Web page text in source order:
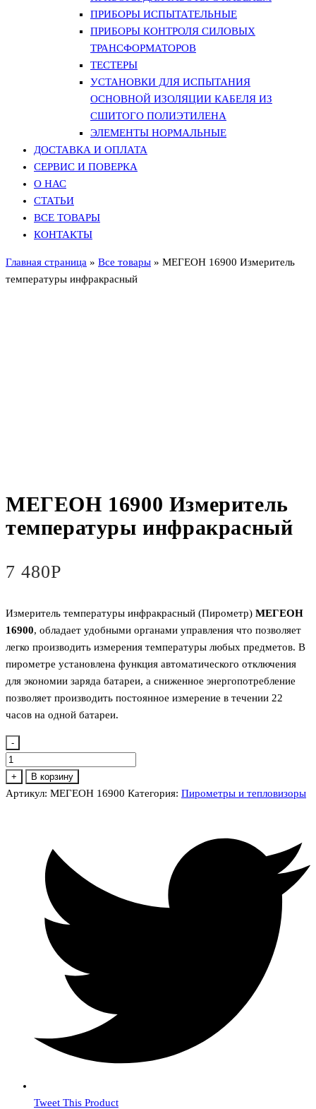
ПРИБОРЫ ИСПЫТАТЕЛЬНЫЕ
ПРИБОРЫ КОНТРОЛЯ СИЛОВЫХ
ТРАНСФОРМАТОРОВ
ТЕСТЕРЫ
УСТАНОВКИ ДЛЯ ИСПЫТАНИЯ
ОСНОВНОЙ ИЗОЛЯЦИИ КАБЕЛЯ ИЗ
СШИТОГО ПОЛИЭТИЛЕНА
ЭЛЕМЕНТЫ НОРМАЛЬНЫЕ
ДОСТАВКА И ОПЛАТА
СЕРВИС И ПОВЕРКА
О НАС
СТАТЬИ
ВСЕ ТОВАРЫ
КОНТАКТЫ
Главная страница » Все товары » МЕГЕОН 16900 Измеритель
температуры инфракрасный
МЕГЕОН 16900 Измеритель
температуры инфракрасный
7 480Р
Измеритель температуры инфракрасный (Пирометр) МЕГЕОН
16900, обладает удобными органами управления что позволяет
легко производить измерения температуры любых предметов. В
пирометре установлена функция автоматического отключения
для экономии заряда батареи, а сниженное энергопотребление
позволяет производить постоянное измерение в течении 22
часов на одной батареи.
-
Количество
товара
МЕГЕОН
инфракрасный
+ В корзину
Артикул: МЕГЕОН 16900 Категория: Пирометры и тепловизоры
Tweet This Product